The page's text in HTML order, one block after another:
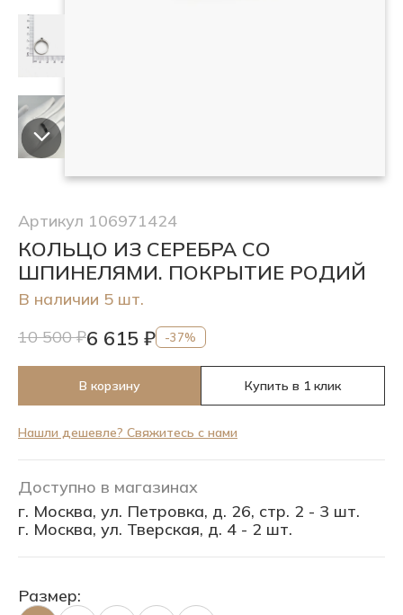
Артикул 106971424
КОЛЬЦО ИЗ СЕРЕБРА СО
ШПИНЕЛЯМИ. ПОКРЫТИЕ РОДИЙ
В наличии 5 шт.
10 500 ₽6 615 ₽ -37%
В корзину Купить в 1 клик
Нашли дешевле? Свяжитесь с нами
Доступно в магазинах
г. Москва, ул. Петровка, д. 26, стр. 2 - 3 шт.
г. Москва, ул. Тверская, д. 4 - 2 шт.
Размер: